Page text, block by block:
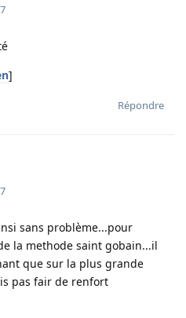
]
Répondre
sans problème...pour
la methode saint gobain...il
que sur la plus grande
pas fair de renfort